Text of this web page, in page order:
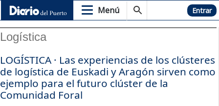
Menú Hemeroteca Entrar
Logística
LOGÍSTICA · Las experiencias de los clústeres
de logística de Euskadi y Aragón sirven como
ejemplo para el futuro clúster de la
Comunidad Foral